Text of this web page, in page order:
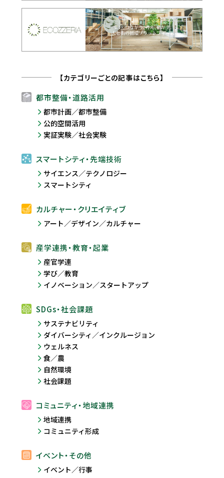
【カテゴリーごとの記事はこちら】
都市整備・道路活用
都市計画／都市整備
公的空間活用
実証実験／社会実験
スマートシティ・先端技術
サイエンス／テクノロジー
スマートシティ
カルチャー・クリエイティブ
アート／デザイン／カルチャー
産学連携・教育・起業
産官学連
学び／教育
イノベーション／スタートアップ
SDGs・社会課題
サステナビリティ
ダイバーシティ／インクルージョン
ウェルネス
食／農
自然環境
社会課題
コミュニティ・地域連携
地域連携
コミュニティ形成
イベント・その他
イベント／行事